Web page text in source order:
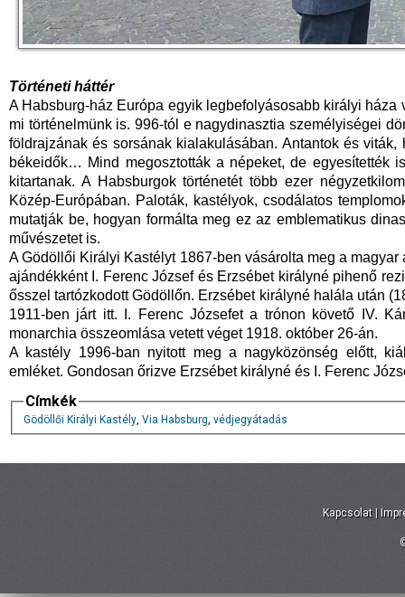
Történeti háttér
A Habsburg-ház Európa egyik legbefolyásosabb királyi háza
mi történelmünk is. 996-tól e nagydinasztia személyiségei
földrajzának és sorsának kialakulásában. Antantok és
békeidők… Mind megosztották a népeket, de egyesítették
kitartanak. A Habsburgok történetét több ezer
Közép-Európában. Paloták, kastélyok, csodálatos
mutatják be, hogyan formálta meg ez az emblematikus
művészetet is.
A Gödöllői Királyi Kastélyt 1867-ben vásárolta meg a
ajándékként I. Ferenc József és Erzsébet királyné pihenő
ősszel tartózkodott Gödöllőn. Erzsébet királyné halála után
1911-ben járt itt. I. Ferenc Józsefet a trónon követő IV.
monarchia összeomlása vetett véget 1918. október 26-án.
A kastély 1996-ban nyitott meg a nagyközönség előtt,
emléket. Gondosan őrizve Erzsébet királyné és I. Ferenc
Címkék
Gödöllői Királyi Kastély, Via Habsburg, védjegyátadás
Kapcsolat |